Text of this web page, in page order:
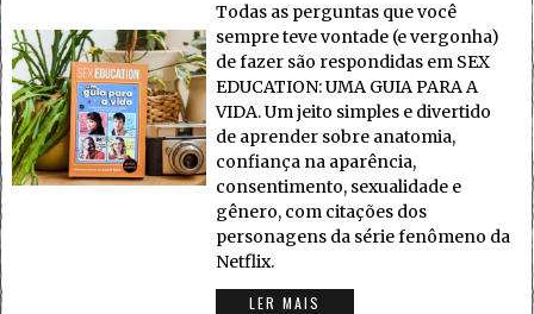
Todas as perguntas que você
sempre teve vontade (e vergonha)
de fazer são respondidas em SEX
EDUCATION: UMA GUIA PARA A
VIDA. Um jeito simples e divertido
de aprender sobre anatomia,
confiança na aparência,
consentimento, sexualidade e
gênero, com citações dos
personagens da série fenômeno da
Netflix.
LER MAIS